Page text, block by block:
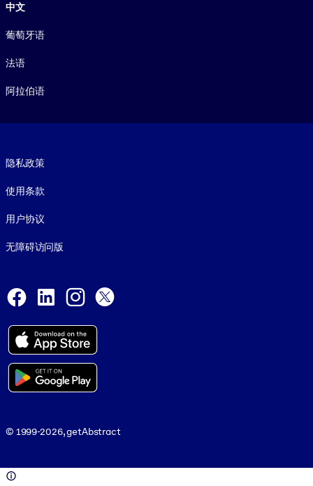
中文
葡萄牙语
法语
阿拉伯语
隐私政策
使用条款
用户协议
无障碍访问版
Facebook
LinkedInInstagram
© 1999-2026, getAbstract